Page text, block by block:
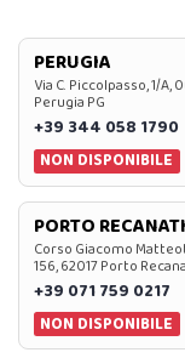
PERUGIA
Via C. Piccolpasso, 1/A,
Perugia PG
+39 344 058 1790
NON DISPONIBILE
PORTO RECANATI
Corso Giacomo
156, 62017 Porto
+39 071 759 0217
NON DISPONIBILE